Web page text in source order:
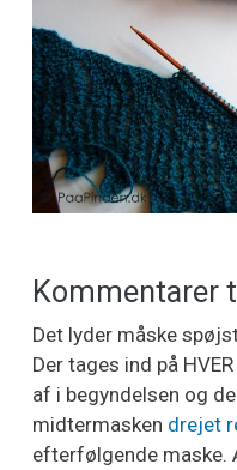
Kommentarer
Det lyder måske
Der tages ind på
af i begyndelsen og
midtermasken drejet
efterfølgende maske.